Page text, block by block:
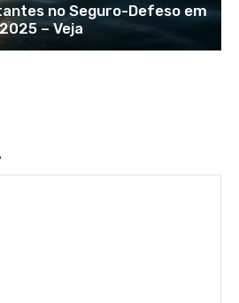
no Seguro-Defeso em
– Veja